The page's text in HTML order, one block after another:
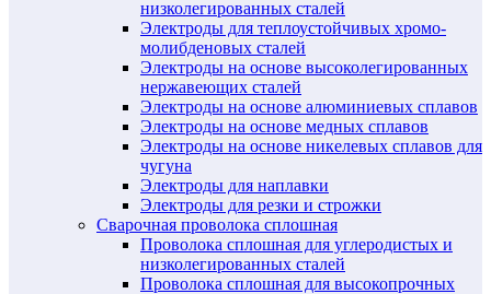
низколегированных сталей
Электроды для теплоустойчивых хромо-
молибденовых сталей
Электроды на основе высоколегированных
нержавеющих сталей
Электроды на основе алюминиевых сплавов
Электроды на основе медных сплавов
Электроды на основе никелевых сплавов для
чугуна
Электроды для наплавки
Электроды для резки и строжки
Сварочная проволока сплошная
Проволока сплошная для углеродистых и
низколегированных сталей
Проволока сплошная для высокопрочных